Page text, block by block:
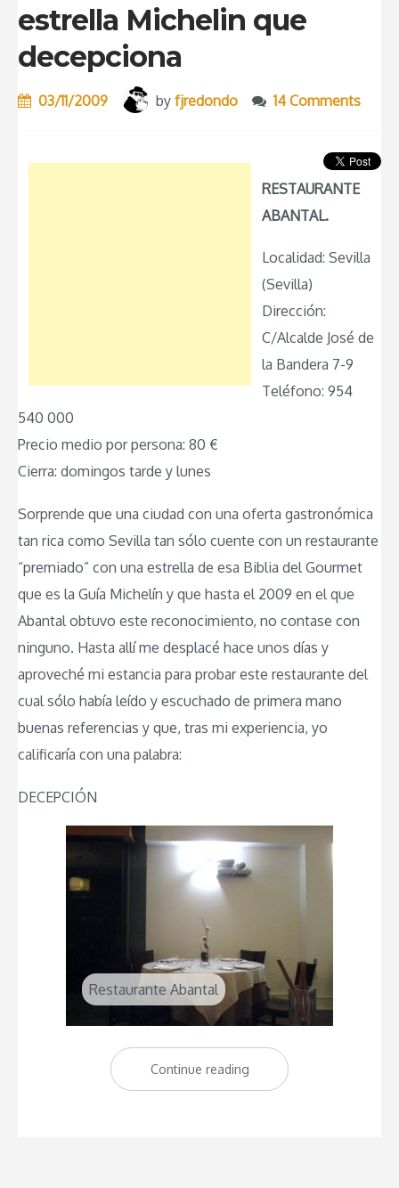
estrella Michelin que
decepciona
03/11/2009 by fjredondo 14 Comments
RESTAURANTE
ABANTAL.
Localidad: Sevilla
(Sevilla)
Dirección:
C/Alcalde José de
la Bandera 7-9
Teléfono: 954
540 000
Precio medio por persona: 80 €
Cierra: domingos tarde y lunes
Sorprende que una ciudad con una oferta gastronómica
tan rica como Sevilla tan sólo cuente con un restaurante
“premiado” con una estrella de esa Biblia del Gourmet
que es la Guía Michelín y que hasta el 2009 en el que
Abantal obtuvo este reconocimiento, no contase con
ninguno. Hasta allí me desplacé hace unos días y
aproveché mi estancia para probar este restaurante del
cual sólo había leído y escuchado de primera mano
buenas referencias y que, tras mi experiencia, yo
calificaría con una palabra:
DECEPCIÓN
Restaurante Abantal
Continue reading “Restaurante
Abantal: